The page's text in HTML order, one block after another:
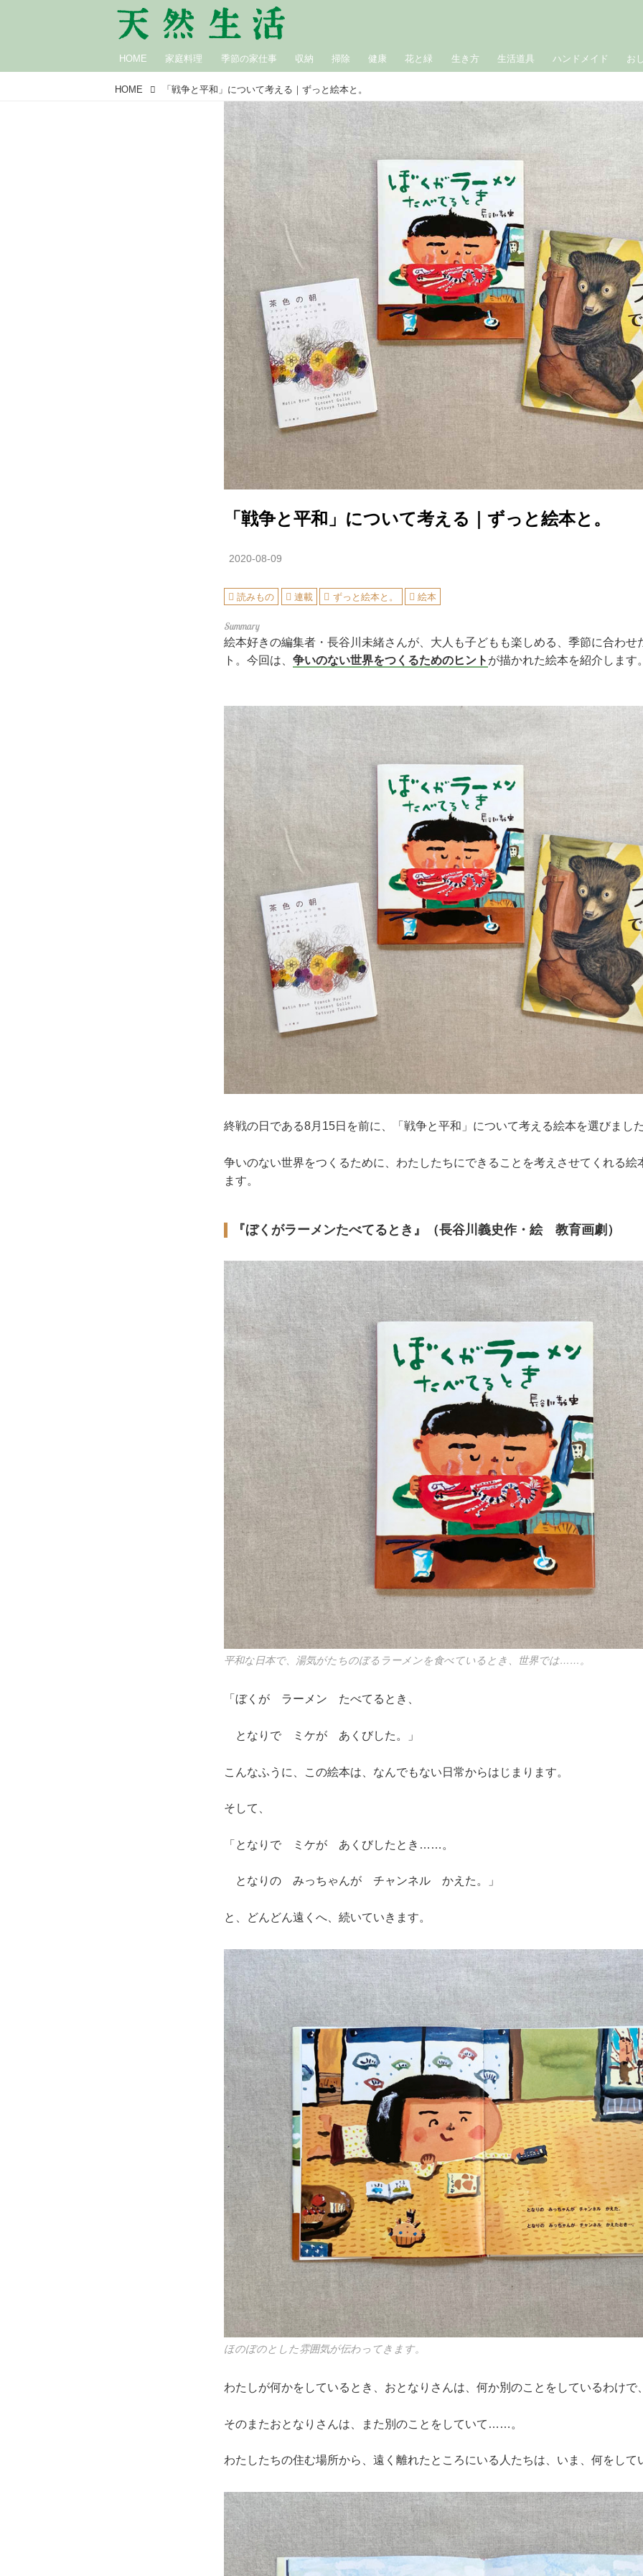
HOME 家庭料理 季節の家仕事 収納 掃除 健康 花と緑 生き方 生活道具 ハンドメイド お
HOME 「戦争と平和」について考える｜ずっと絵本と。
「戦争と平和」について考える｜ずっと絵本と。
2020-08-09
読みもの 連載 ずっと絵本と。 絵本
絵本好きの編集者・長谷川未緒さんが、大人も子どもも楽しめる、季節に合わせ
ト。今回は、 争いのない世界をつくるためのヒント が描かれた絵本を紹介します
終戦の日である8月15日を前に、「戦争と平和」について考える絵本を選びまし
争いのない世界をつくるために、わたしたちにできることを考えさせてくれる絵
ます。
『ぼくがラーメンたべてるとき』（長谷川義史作・絵 教育画劇）
平和な日本で、湯気がたちのぼるラーメンを食べているとき、世界では……。
「ぼくが ラーメン たべてるとき、
となりで ミケが あくびした。」
こんなふうに、この絵本は、なんでもない日常からはじまります。
そして、
「となりで ミケが あくびしたとき……。
となりの みっちゃんが チャンネル かえた。」
と、どんどん遠くへ、続いていきます。
ほのぼのとした雰囲気が伝わってきます。
わたしが何かをしているとき、おとなりさんは、何か別のことをしているわけで
そのまたおとなりさんは、また別のことをしていて……。
わたしたちの住む場所から、遠く離れたところにいる人たちは、いま、何をして